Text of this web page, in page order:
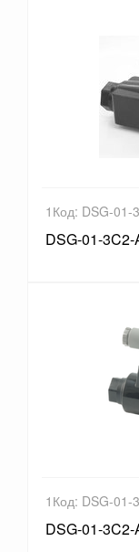
1Код: DSG-01-
DSG-01-
1Код: DSG-01-
DSG-01-